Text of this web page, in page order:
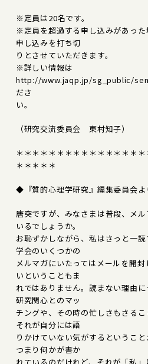
※定員は20名です。
※定員を超過する申し込みがあっ
申し込みを打ち切
りとさせていただきます。
※詳しい情報は
http://www.jaqp.jp/sg_public/
ださ
い。
（研究交流委員会 東村知子）
＊＊＊＊＊＊＊＊＊＊＊＊＊＊＊
＊＊＊＊＊
◆『質的心理学研究』編集委員会よ
唐突ですが、みなさまは普段、メ
いるでしょうか。
お恥ずかしながら、私はさっと一
学会のいくつかの
メルマガにいたってはメールを開
いということもま
れではありません。読まない理由に
研究関心とのマッ
チングや、その時の忙しさもさるこ
それが自分には語
りかけていない気がするということ
つまり何かが書か
れているのだけれど、それが「私